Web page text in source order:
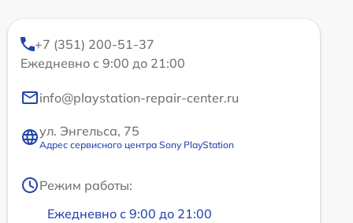
+7 (351) 200-51-37
Ежедневно с 9:00 до 21:00
info@playstation-repair-center.ru
ул. Энгельса, 75
Адрес сервисного центра Sony PlayStation
Режим работы:
Ежедневно с 9:00 до 21:00